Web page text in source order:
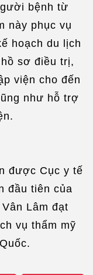
bệnh từ
này phục vụ
hoạch du lịch
sơ điều trị,
viện cho đến
như hỗ trợ
được Cục y tế
đầu tiên của
Lâm đạt
vụ thẩm mỹ